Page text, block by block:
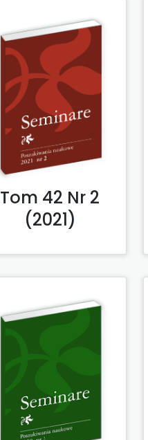
Tom 42 Nr 2
(2021)